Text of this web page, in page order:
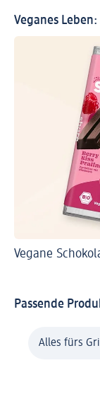
Veganes
Vegane
Passende
Alles fürs